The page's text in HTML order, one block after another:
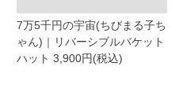
7万5千円の宇宙(ちびまる子ち
ゃん)｜リバーシブルバケット
ハット 3,900円(税込)